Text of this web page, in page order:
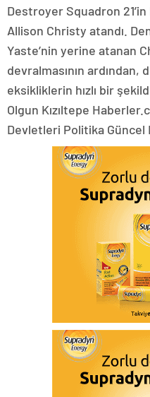
Destroyer Squadron 21’in
Allison Christy atandı.
Yaste’nin yerine atanan
devralmasının ardından,
eksikliklerin hızlı bir
Olgun Kızıltepe
Devletleri Politika Güncel